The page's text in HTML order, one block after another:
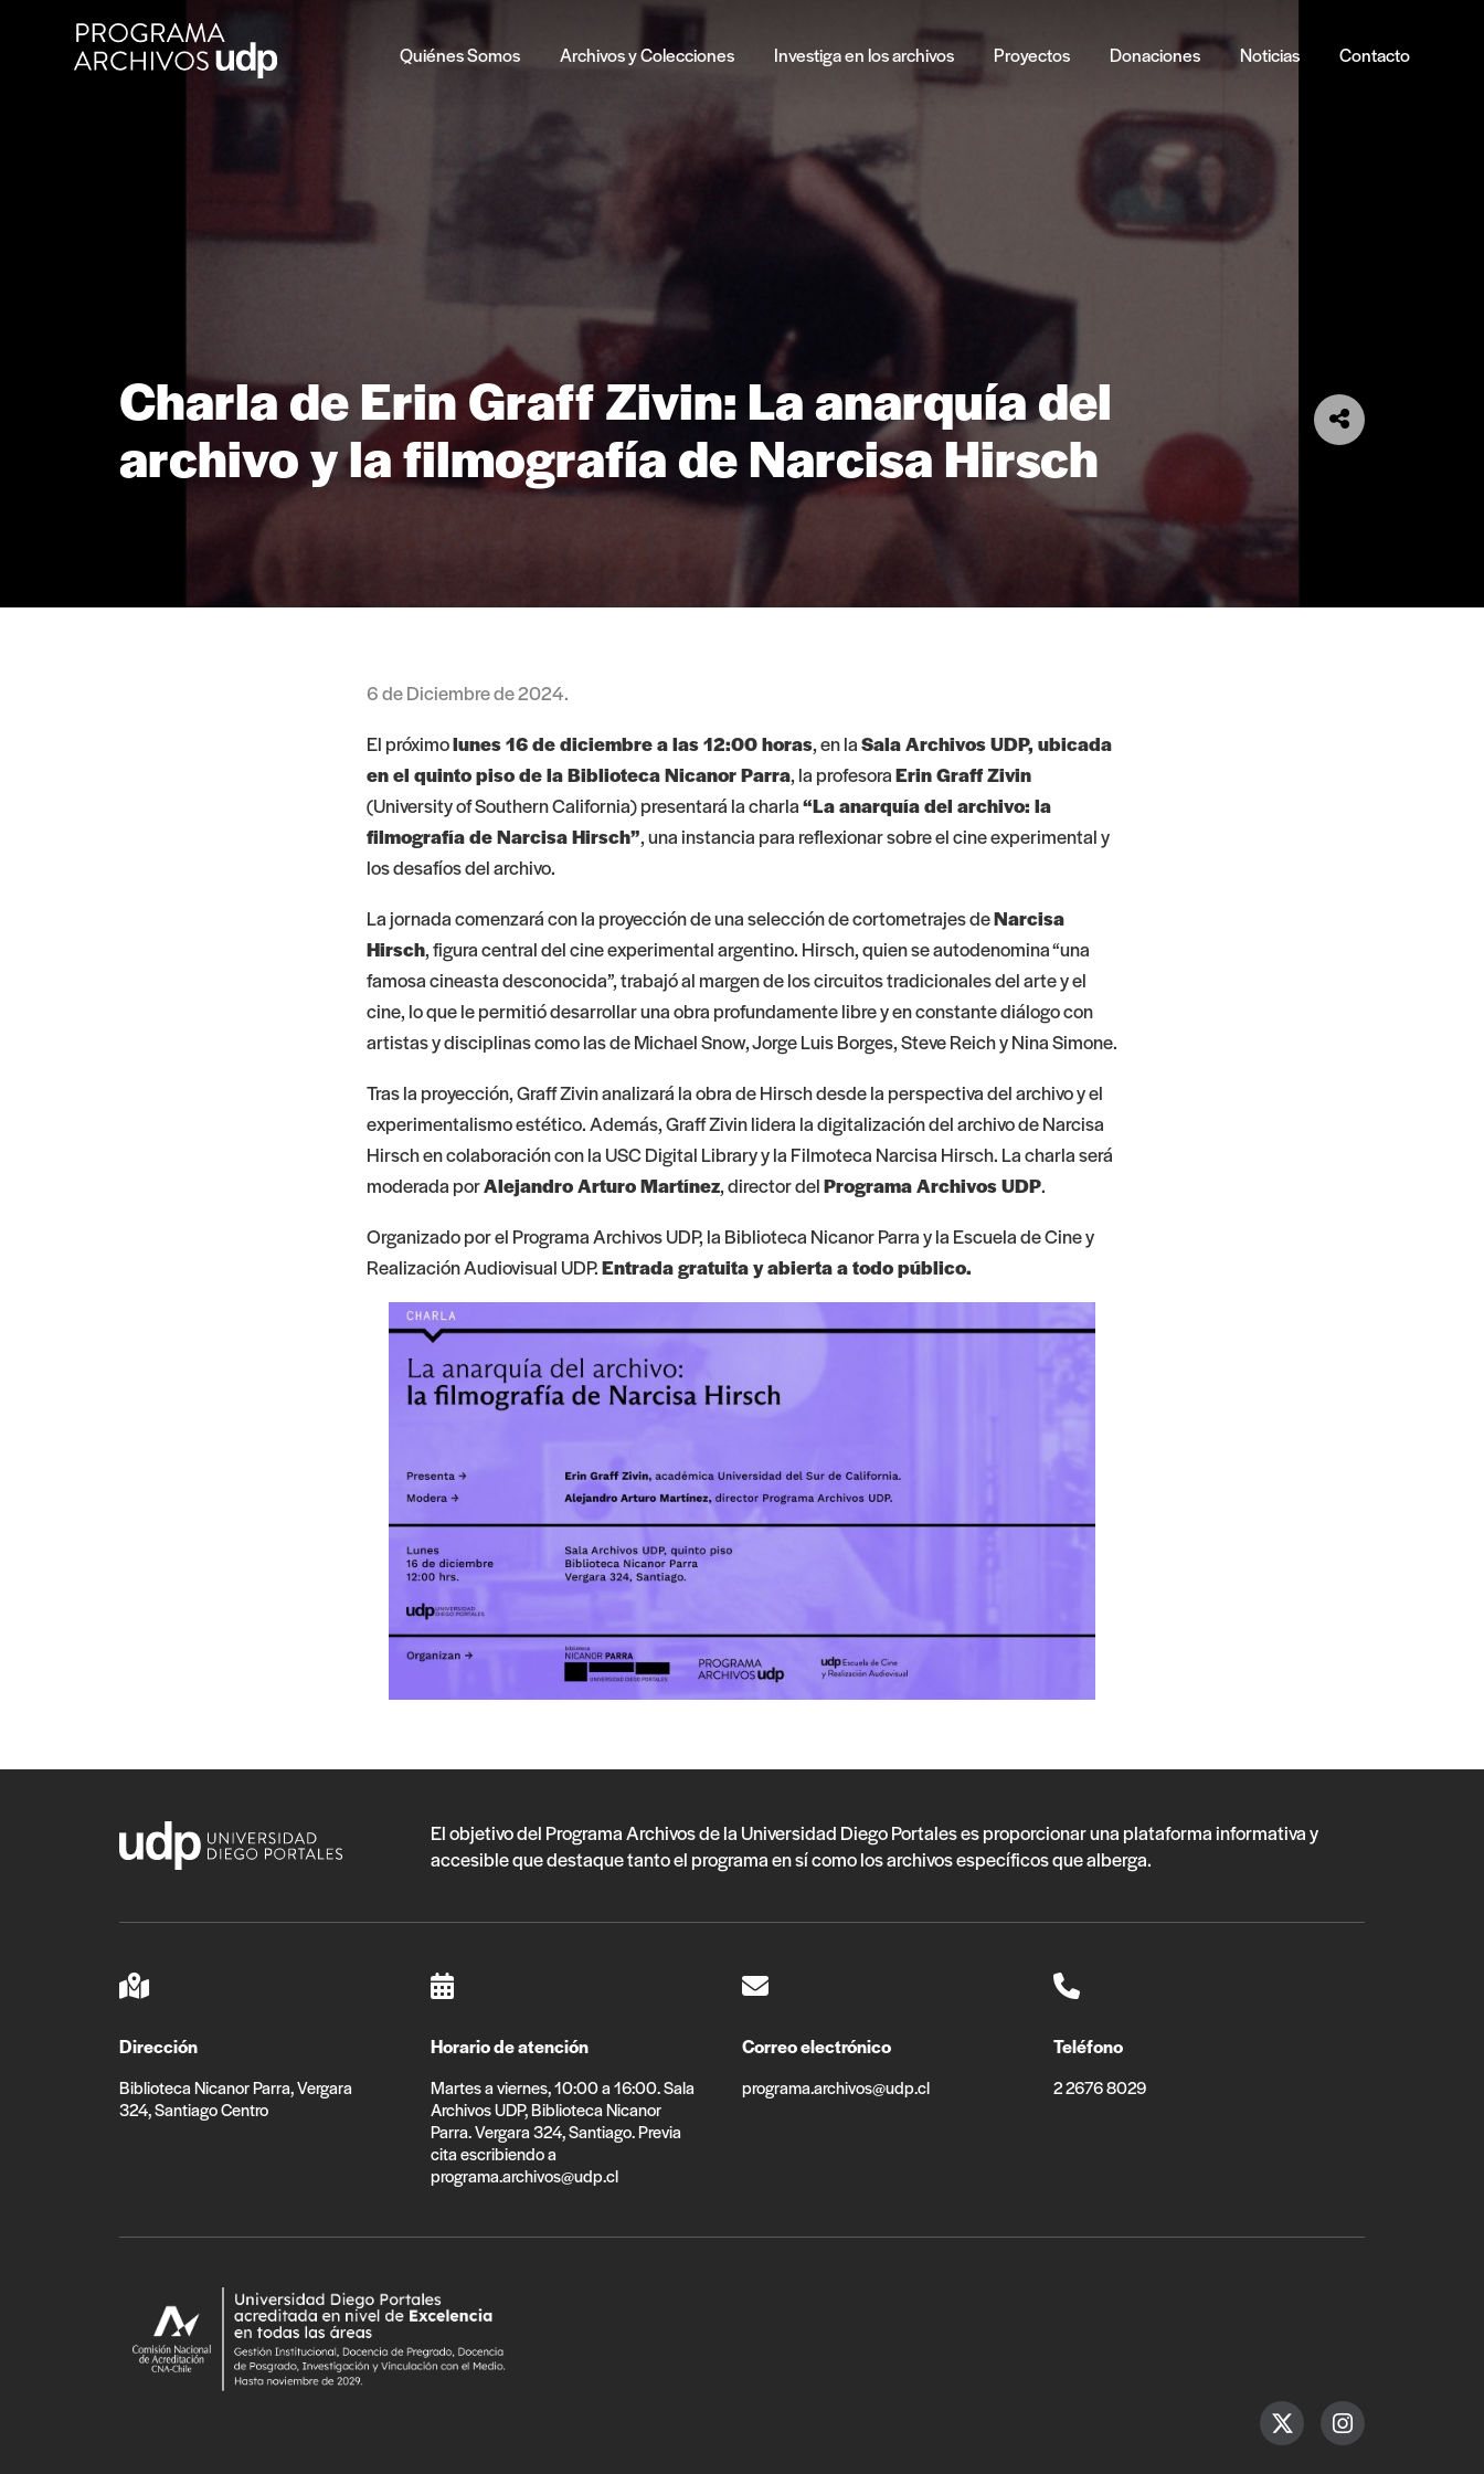
Quiénes Somos Archivos y Colecciones Investiga en los archivos Proyectos Donaciones Noticias Contacto
Charla de Erin Graff Zivin: La anarquía del
archivo y la filmografía de Narcisa Hirsch
6 de Diciembre de 2024.
El próximolunes 16 de diciembre a las 12:00 horas, en laSala Archivos UDP, ubicada
en el quinto piso de la Biblioteca Nicanor Parra, la profesoraErin Graff Zivin
(University of Southern California) presentará la charla“La anarquía del archivo: la
filmografía de Narcisa Hirsch”, una instancia para reflexionar sobre el cine experimental y
los desafíos del archivo.
La jornada comenzará con la proyección de una selección de cortometrajes deNarcisa
Hirsch, figura central del cine experimental argentino. Hirsch, quien se autodenomina “una
famosa cineasta desconocida”, trabajó al margen de los circuitos tradicionales del arte y el
cine, lo que le permitió desarrollar una obra profundamente libre y en constante diálogo con
artistas y disciplinas como las de Michael Snow, Jorge Luis Borges, Steve Reich y Nina Simone.
Tras la proyección, Graff Zivin analizará la obra de Hirsch desde la perspectiva del archivo y el
experimentalismo estético. Además, Graff Zivin lidera la digitalización del archivo de Narcisa
Hirsch en colaboración con la USC Digital Library y la Filmoteca Narcisa Hirsch. La charla será
moderada porAlejandro Arturo Martínez, director delPrograma Archivos UDP.
Organizado por el Programa Archivos UDP, la Biblioteca Nicanor Parra y la Escuela de Cine y
Realización Audiovisual UDP.Entrada gratuita y abierta a todo público.
El objetivo del Programa Archivos de la Universidad Diego Portales es proporcionar una plataforma informativa y
accesible que destaque tanto el programa en sí como los archivos específicos que alberga.
Dirección
Biblioteca Nicanor Parra, Vergara
324, Santiago Centro
Horario de atención
Martes a viernes, 10:00 a 16:00. Sala
Archivos UDP, Biblioteca Nicanor
Parra. Vergara 324, Santiago. Previa
cita escribiendo a
programa.archivos@udp.cl
Correo electrónico
programa.archivos@udp.cl
Teléfono
2 2676 8029